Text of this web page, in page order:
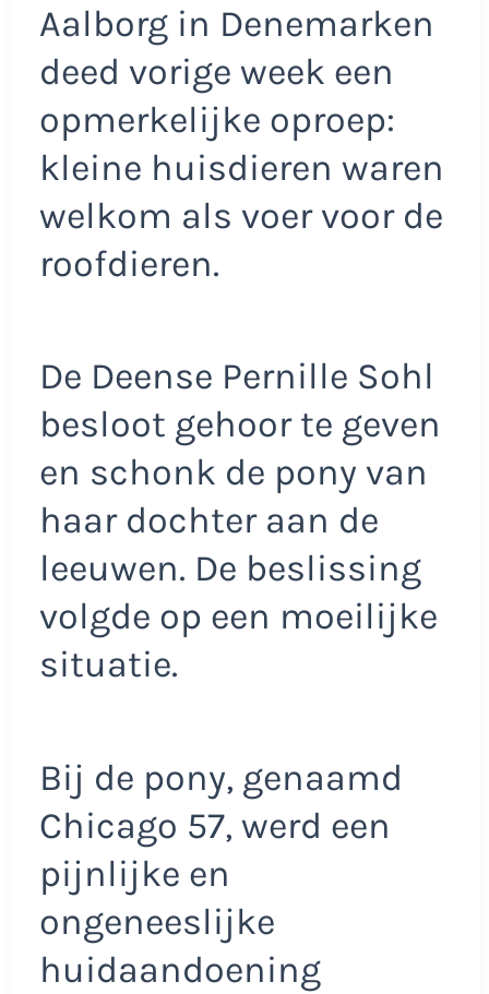
Aalborg in Denemarken
deed vorige week een
opmerkelijke oproep:
kleine huisdieren waren
welkom als voer voor de
roofdieren.
De Deense Pernille Sohl
besloot gehoor te geven
en schonk de pony van
haar dochter aan de
leeuwen. De beslissing
volgde op een moeilijke
situatie.
Bij de pony, genaamd
Chicago 57, werd een
pijnlijke en
ongeneeslijke
huidaandoening